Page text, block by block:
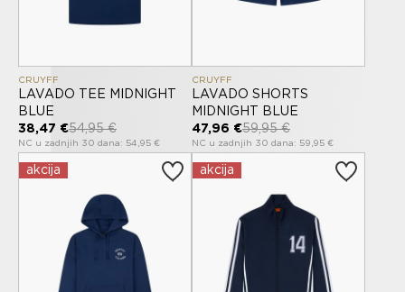
CRUYFF
LAVADO TEE MIDNIGHT
BLUE
38,47 €54,95 €
NC u zadnjih 30 dana: 54,95 €
CRUYFF
LAVADO SHORTS
MIDNIGHT BLUE
47,96 €59,95 €
NC u zadnjih 30 dana: 59,95 €
akcija akcija